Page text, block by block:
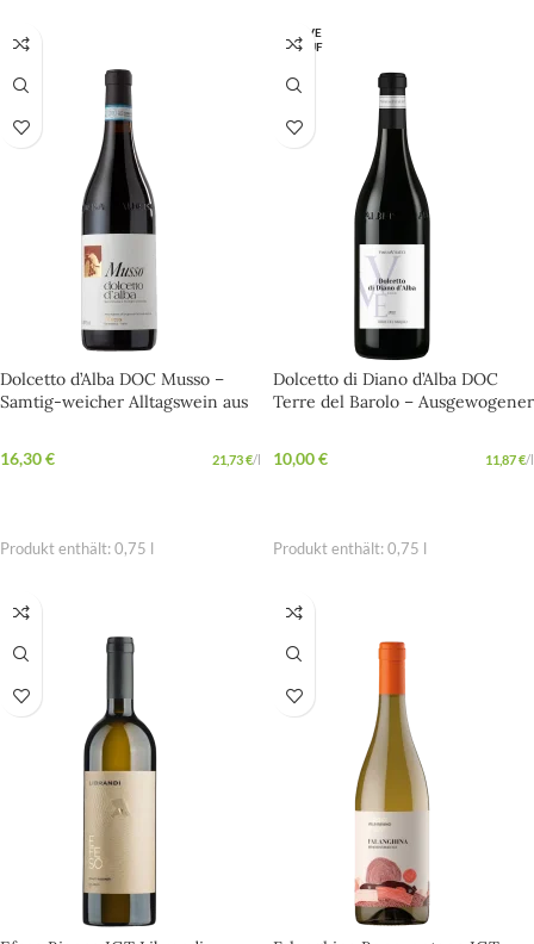
Dolcetto d’Alba DOC Musso –
Samtig-weicher Alltagswein aus
16,30€ 21,73€/
Produkt enthält: 0,75
AUSVE
RKAUF
Dolcetto di Diano d’Alba DOC
Terre del Barolo – Ausgewogener
10,00€ 11,87€/
Produkt enthält: 0,75